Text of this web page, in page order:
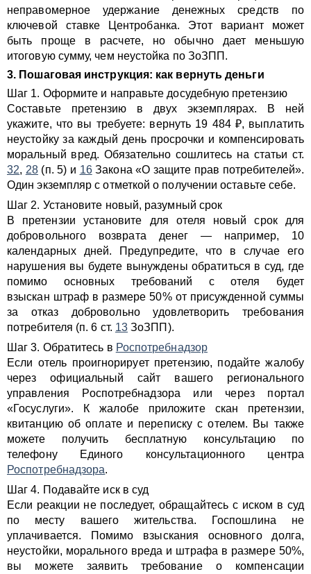
неправомерное удержание денежных средств по
ключевой ставке Центробанка. Этот вариант может
быть проще в расчете, но обычно дает меньшую
итоговую сумму, чем неустойка по ЗоЗПП.
3. Пошаговая инструкция: как вернуть деньги
Шаг 1. Оформите и направьте досудебную претензию
Составьте претензию в двух экземплярах. В ней
укажите, что вы требуете: вернуть 19 484 ₽, выплатить
неустойку за каждый день просрочки и компенсировать
моральный вред. Обязательно сошлитесь на статьи ст.
32, 28(п. 5) и 16Закона «О защите прав потребителей».
Один экземпляр с отметкой о получении оставьте себе.
Шаг 2. Установите новый, разумный срок
В претензии установите для отеля новый срок для
добровольного возврата денег — например, 10
календарных дней. Предупредите, что в случае его
нарушения вы будете вынуждены обратиться в суд, где
помимо основных требований с отеля будет
взыскан штраф в размере 50% от присужденной суммы
за отказ добровольно удовлетворить требования
потребителя (п. 6 ст. 13 ЗоЗПП).
Шаг 3. Обратитесь в Роспотребнадзор
Если отель проигнорирует претензию, подайте жалобу
через официальный сайт вашего регионального
управления Роспотребнадзора или через портал
«Госуслуги». К жалобе приложите скан претензии,
квитанцию об оплате и переписку с отелем. Вы также
можете получить бесплатную консультацию по
телефону Единого консультационного центра
Роспотребнадзора.
Шаг 4. Подавайте иск в суд
Если реакции не последует, обращайтесь с иском в суд
по месту вашего жительства. Госпошлина не
уплачивается. Помимо взыскания основного долга,
неустойки, морального вреда и штрафа в размере 50%,
вы можете заявить требование о компенсации